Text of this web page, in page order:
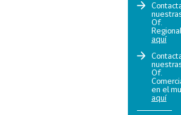
Of.
aquí
Of.
en el
aquí